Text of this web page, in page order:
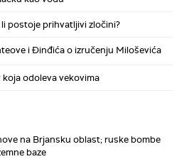
li postoje prihvatljivi zločini?
i Đinđića o izručenju Miloševića
odoleva vekovima
na Brjansku oblast; ruske bombe
baze